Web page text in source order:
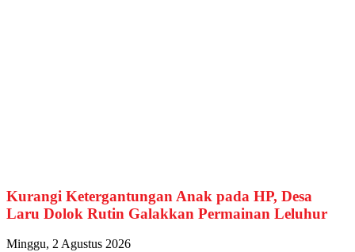
Kurangi Ketergantungan Anak pada HP, Desa
Laru Dolok Rutin Galakkan Permainan Leluhur
Minggu, 2 Agustus 2026